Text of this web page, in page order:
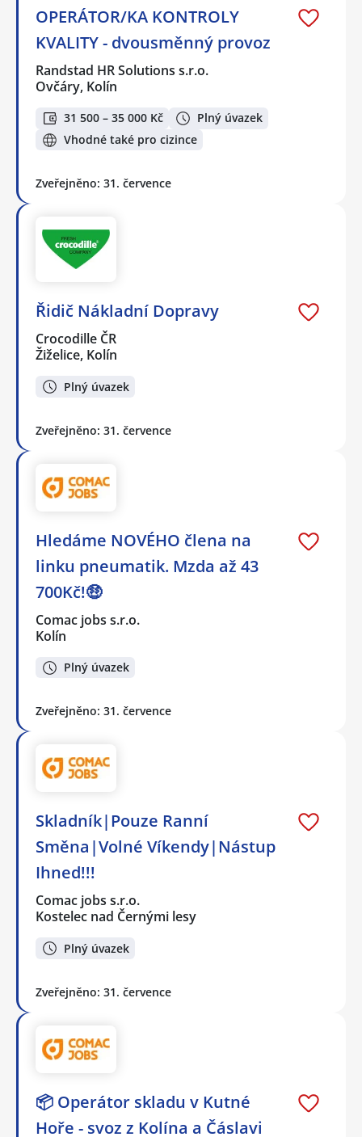
OPERÁTOR/KA KONTROLY
KVALITY - dvousměnný provoz
Randstad HR Solutions s.r.o.
Ovčáry, Kolín
31 500 – 35 000 Kč
Plný úvazek
Vhodné také pro cizince
Zveřejněno: 31. července
Řidič Nákladní Dopravy
Crocodille ČR
Žiželice, Kolín
Plný úvazek
Zveřejněno: 31. července
Hledáme NOVÉHO člena na
linku pneumatik. Mzda až 43
700Kč!🤑
Comac jobs s.r.o.
Kolín
Plný úvazek
Zveřejněno: 31. července
Skladník|Pouze Ranní
Směna|Volné Víkendy|Nástup
Ihned!!!
Comac jobs s.r.o.
Kostelec nad Černými lesy
Plný úvazek
Zveřejněno: 31. července
📦 Operátor skladu v Kutné
Hoře - svoz z Kolína a Čáslavi